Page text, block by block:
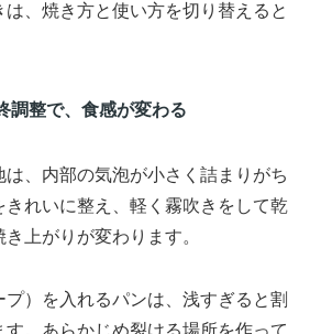
、焼き方と使い方を切り替えると
調整で、食感が変わる
、内部の気泡が小さく詰まりがち
れいに整え、軽く霧吹きをして乾
上がりが変わります。
プ）を入れるパンは、浅すぎると割
。あらかじめ裂ける場所を作って